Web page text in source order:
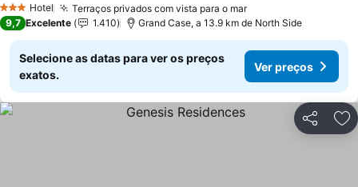
3 EstrelasHotel Terraços privados com vista para o marVer preços
9,7 Excelente 1.410 Grand Case, a 13.9 km de North Side
Selecione as datas para ver os preços
exatos.
Ver preços
Partilhar